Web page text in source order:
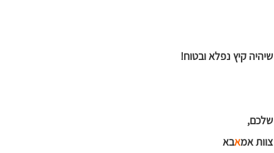
שיהיה קיץ נפלא ובטוח!
שלכם,
צוות אמאבא